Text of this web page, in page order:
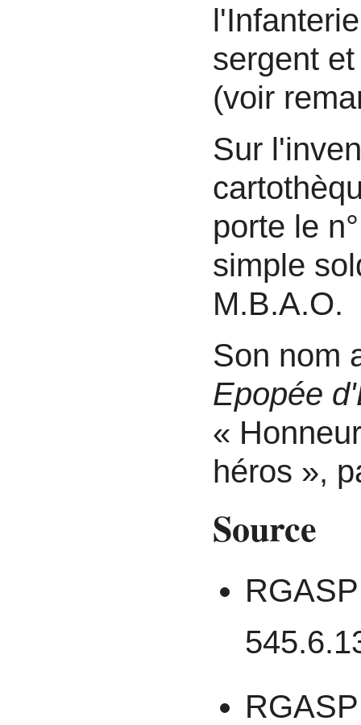
sergent
(voir
Sur
porte le
simple
M.B.A.O.
Son nom
Epopée
«
héros »,
Source